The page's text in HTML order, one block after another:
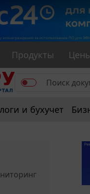
Продукты
и бухучет